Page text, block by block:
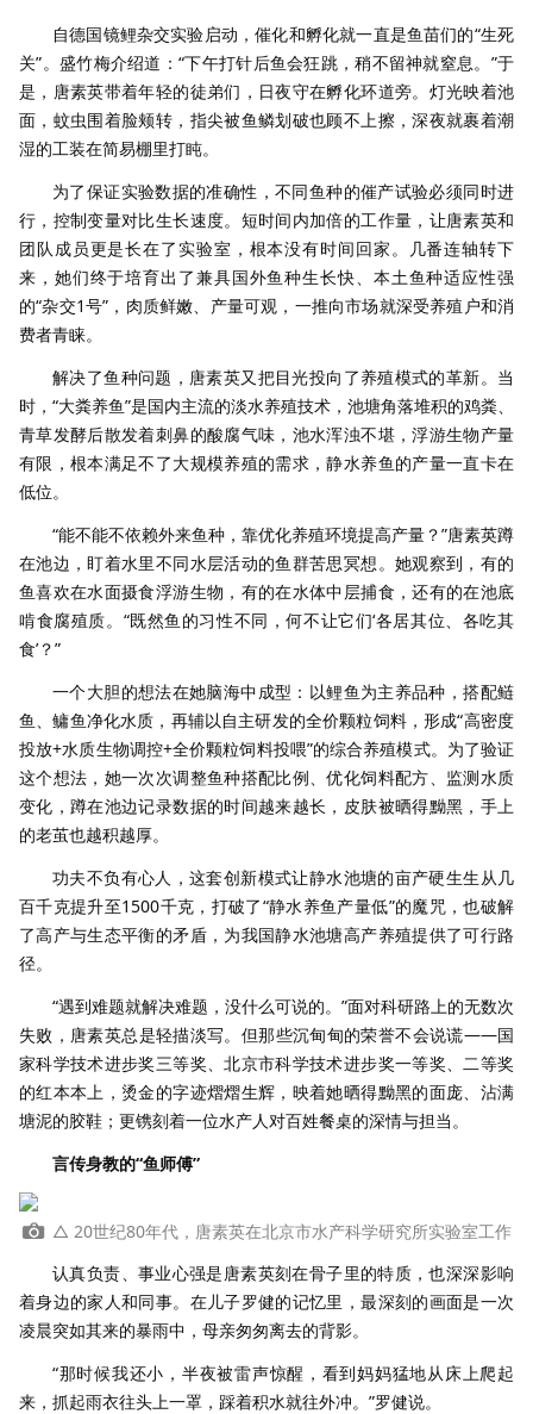
自德国镜鲤杂交实验启动，催化和孵化就一直是鱼苗们的“生死
关”。盛竹梅介绍道：“下午打针后鱼会狂跳，稍不留神就窒息。”于
是，唐素英带着年轻的徒弟们，日夜守在孵化环道旁。灯光映着池
面，蚊虫围着脸颊转，指尖被鱼鳞划破也顾不上擦，深夜就裹着潮
湿的工装在简易棚里打盹。
为了保证实验数据的准确性，不同鱼种的催产试验必须同时进
行，控制变量对比生长速度。短时间内加倍的工作量，让唐素英和
团队成员更是长在了实验室，根本没有时间回家。几番连轴转下
来，她们终于培育出了兼具国外鱼种生长快、本土鱼种适应性强
的“杂交1号”，肉质鲜嫩、产量可观，一推向市场就深受养殖户和消
费者青睐。
解决了鱼种问题，唐素英又把目光投向了养殖模式的革新。当
时，“大粪养鱼”是国内主流的淡水养殖技术，池塘角落堆积的鸡粪、
青草发酵后散发着刺鼻的酸腐气味，池水浑浊不堪，浮游生物产量
有限，根本满足不了大规模养殖的需求，静水养鱼的产量一直卡在
低位。
“能不能不依赖外来鱼种，靠优化养殖环境提高产量？”唐素英蹲
在池边，盯着水里不同水层活动的鱼群苦思冥想。她观察到，有的
鱼喜欢在水面摄食浮游生物，有的在水体中层捕食，还有的在池底
啃食腐殖质。“既然鱼的习性不同，何不让它们‘各居其位、各吃其
食’？”
一个大胆的想法在她脑海中成型：以鲤鱼为主养品种，搭配鲢
鱼、鳙鱼净化水质，再辅以自主研发的全价颗粒饲料，形成“高密度
投放+水质生物调控+全价颗粒饲料投喂”的综合养殖模式。为了验证
这个想法，她一次次调整鱼种搭配比例、优化饲料配方、监测水质
变化，蹲在池边记录数据的时间越来越长，皮肤被晒得黝黑，手上
的老茧也越积越厚。
功夫不负有心人，这套创新模式让静水池塘的亩产硬生生从几
百千克提升至1500千克，打破了“静水养鱼产量低”的魔咒，也破解
了高产与生态平衡的矛盾，为我国静水池塘高产养殖提供了可行路
径。
“遇到难题就解决难题，没什么可说的。”面对科研路上的无数次
失败，唐素英总是轻描淡写。但那些沉甸甸的荣誉不会说谎——国
家科学技术进步奖三等奖、北京市科学技术进步奖一等奖、二等奖
的红本本上，烫金的字迹熠熠生辉，映着她晒得黝黑的面庞、沾满
塘泥的胶鞋；更镌刻着一位水产人对百姓餐桌的深情与担当。
言传身教的“鱼师傅”
△ 20世纪80年代，唐素英在北京市水产科学研究所实验室工作
认真负责、事业心强是唐素英刻在骨子里的特质，也深深影响
着身边的家人和同事。在儿子罗健的记忆里，最深刻的画面是一次
凌晨突如其来的暴雨中，母亲匆匆离去的背影。
“那时候我还小，半夜被雷声惊醒，看到妈妈猛地从床上爬起
来，抓起雨衣往头上一罩，踩着积水就往外冲。”罗健说。